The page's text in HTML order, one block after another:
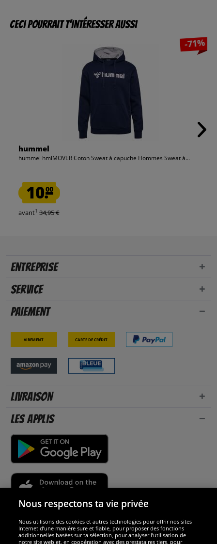
Ceci pourrait t’intéresser aussi
-71%
hummel
hummel hmlMOVER Coton Sweat à capuche Hommes Sweat à...
10.00
avant1 34,95 €
Entreprise
Service
Paiement
Virement Carte de crédit
Livraison
Les applis
Sécurité
Nous respectons ta vie privée
Nous utilisons des cookies et autres technologies pour offrir nos sites
Internet d’une manière sure et fiable, pour proposer des fonctions
additionnelles basées sur ta sélection, pour analyser l’utilisation de
notre site web et, en coopération avec des prestataires tiers, pour